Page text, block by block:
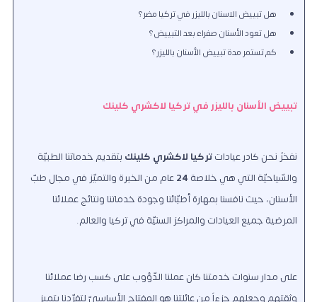
هل تبييض الاسنان بالليزر في تركيا مضر؟
هل تعود الأسنان صفراء بعد التبييض؟
كم تستمر مدة تبييض الأسنان بالليزر؟
تبييض الأسنان بالليزر في تركيا لاكشري كلينك
نفخرُ نحن كادر عياداتتركيا لاكشري كلينك بتقديم خدماتنا الطبيّة
والسّياحيّة التي هي خلاصة 24عام من الخبرة والتميّز في مجال طبّ
الأسنان، حيث نافسنا بمهارة أطبّائنا وجودة خدماتنا ونتائج عملائنا
المرضية جميع العيادات والمراكز السنيّة في تركيا والعالم.
على مدار سنوات خدمتنا كان عملنا الدّؤوب على كسب رضا عملائنا
وثقتهم وجعلهم جزءاً من عائلتنا هو المفتاح الأساسيّ لتفرّدنا بتميز